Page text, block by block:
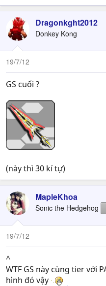
Dragonkght2012
Donkey Kong
19/7/12
GS cuối ?
(này thì 30 kí tự)
MapleKhoa
Sonic the Hedgehog
19/7/12
^
WTF GS này cùng tier với
hình đó vậy